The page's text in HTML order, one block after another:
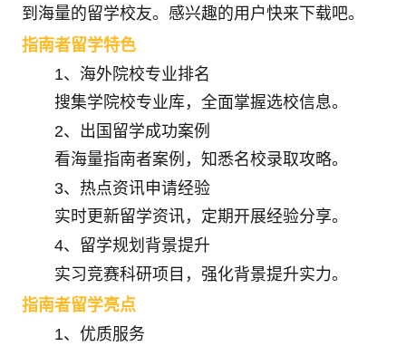
到海量的留学校友。感兴趣的用户快来下载吧。
指南者留学特色
1、海外院校专业排名
搜集学院校专业库，全面掌握选校信息。
2、出国留学成功案例
看海量指南者案例，知悉名校录取攻略。
3、热点资讯申请经验
实时更新留学资讯，定期开展经验分享。
4、留学规划背景提升
实习竞赛科研项目，强化背景提升实力。
指南者留学亮点
1、优质服务